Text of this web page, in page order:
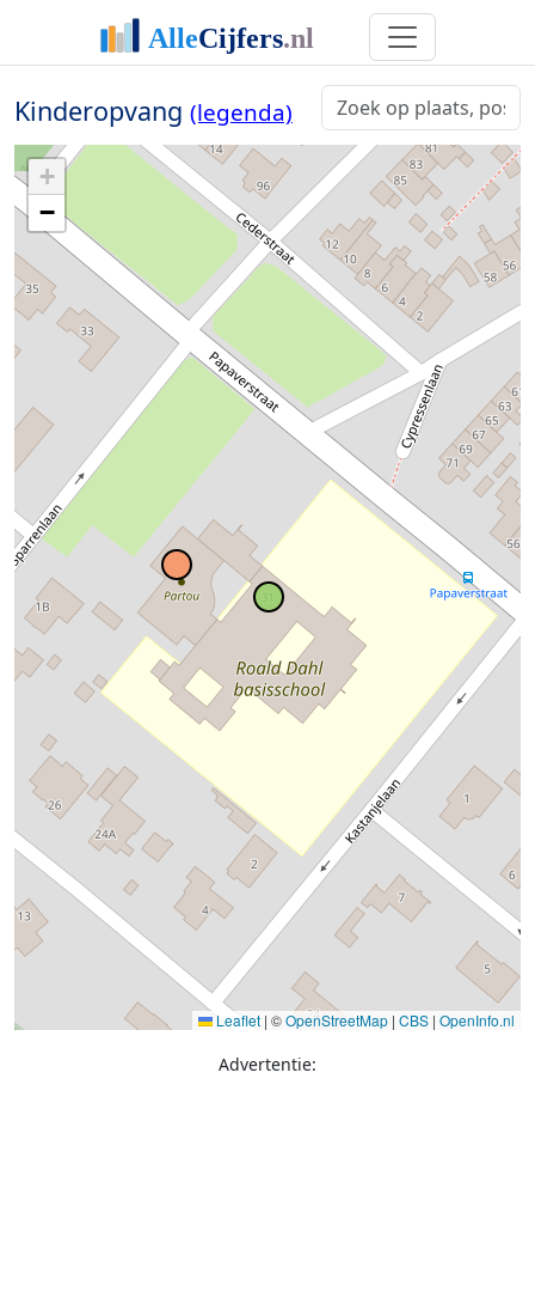
Kinderopvang (legenda)
+
−
Leaflet | ©OpenStreetMap | CBS | OpenInfo.nl
Advertentie: